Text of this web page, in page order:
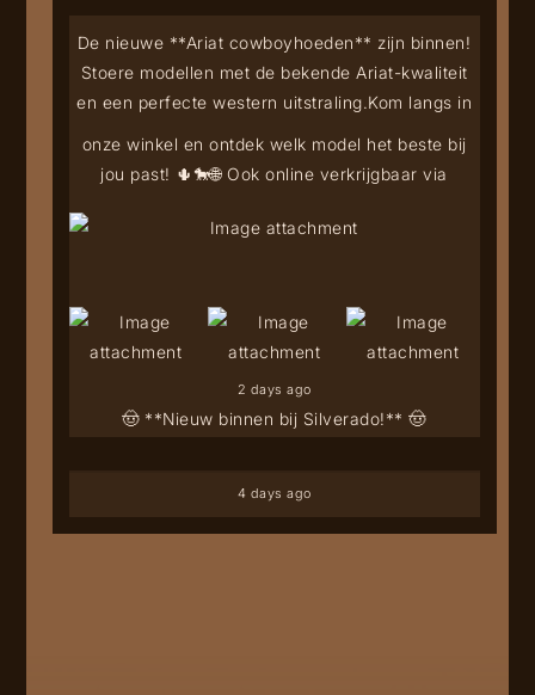
🤠 **Nieuw binnen bij Silverado!** 🤠
De nieuwe **Ariat cowboyhoeden** zijn binnen!
Stoere modellen met de bekende Ariat-kwaliteit
en een perfecte western uitstraling.Kom langs in
onze winkel en ontdek welk model het beste bij
jou past! 🌵🐎🌐 Ook online verkrijgbaar via
2 days ago
4 days ago